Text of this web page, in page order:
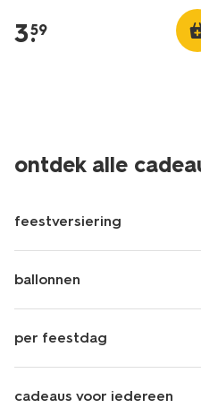
3.
59
ontdek alle
feestversiering
ballonnen
per feestdag
cadeaus voor iedereen